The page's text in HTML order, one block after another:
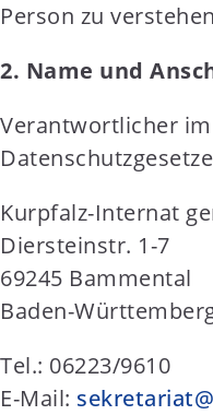
Person zu
2. Name und
Verantwortlicher
Kurpfalz-Internat
Diersteinstr. 1-7
69245 Bammental
Baden-
Tel.: 06223/9610
E-Mail: